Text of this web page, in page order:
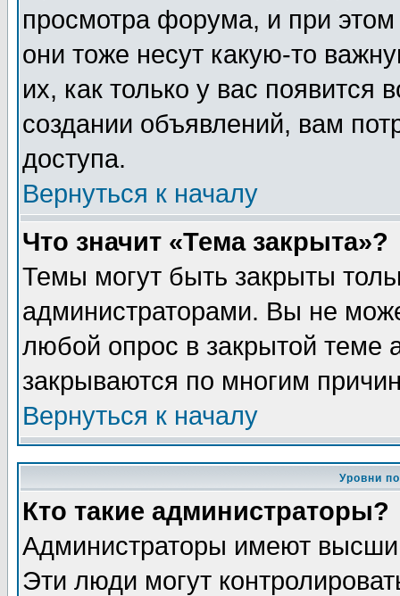
просмотра форума, и при
они тоже несут какую-то
их, как только у вас появится
создании объявлений, вам
доступа.
Вернуться к началу
Что значит «Тема закрыта»?
Темы могут быть закрыты
администраторами. Вы не
любой опрос в закрытой теме
закрываются по многим
Вернуться к началу
Уровни
Кто такие администраторы?
Администраторы имеют
Эти люди могут